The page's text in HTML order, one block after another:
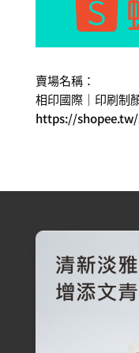
賣場名稱：
相印國際｜印刷制
https://